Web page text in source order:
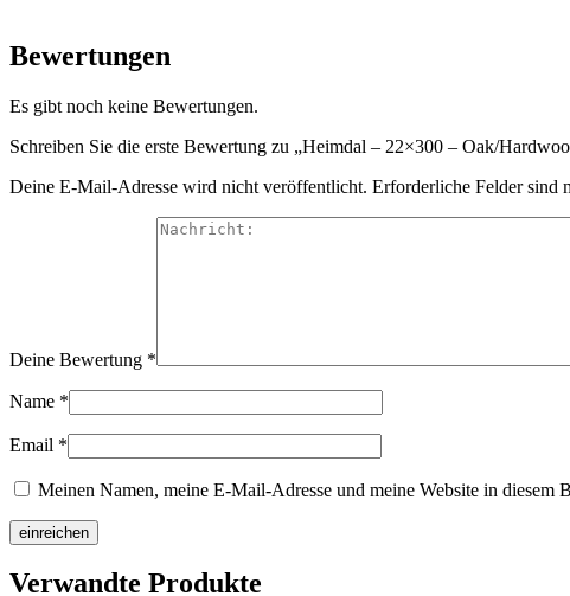
Bewertungen
Es gibt noch keine Bewertungen.
Schreiben Sie die erste Bewertung zu „Heimdal – 22×300 – Oak/
Deine E-Mail-Adresse wird nicht veröffentlicht. Erforderliche Felder sind
Deine Bewertung *
Name *
Email *
Meinen Namen, meine E-Mail-Adresse und meine Website in diesem
Verwandte Produkte